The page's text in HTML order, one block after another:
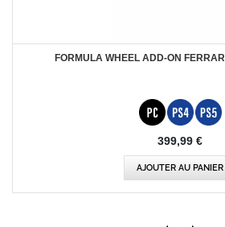
FORMULA WHEEL ADD-ON
399,99 €
AJOUTER AU PANIER